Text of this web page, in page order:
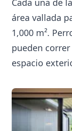
Cada una de
área vallada
1,000 m².
pueden
espacio